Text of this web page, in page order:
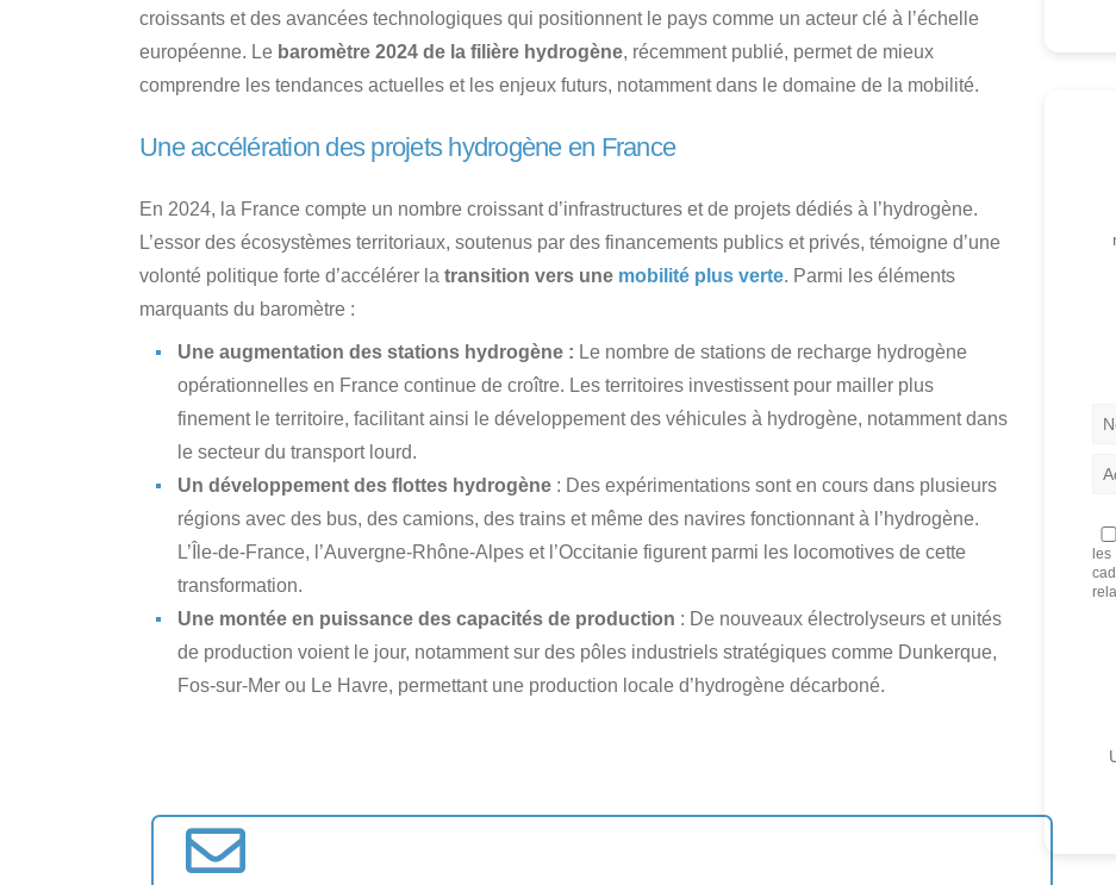
croissants et des avancées technologiques qui positionnent le pays comme un acteur clé à l’échelle
européenne. Le baromètre 2024 de la filière hydrogène, récemment publié, permet de mieux
comprendre les tendances actuelles et les enjeux futurs, notamment dans le domaine de la mobilité.
Une accélération des projets hydrogène en France
En 2024, la France compte un nombre croissant d’infrastructures et de projets dédiés à l’hydrogène.
L’essor des écosystèmes territoriaux, soutenus par des financements publics et privés, témoigne d’une
volonté politique forte d’accélérer la transition vers une mobilité plus verte. Parmi les éléments
marquants du baromètre :
Une augmentation des stations hydrogène : Le nombre de stations de recharge hydrogène
opérationnelles en France continue de croître. Les territoires investissent pour mailler plus
finement le territoire, facilitant ainsi le développement des véhicules à hydrogène, notamment dans
le secteur du transport lourd.
Un développement des flottes hydrogène : Des expérimentations sont en cours dans plusieurs
régions avec des bus, des camions, des trains et même des navires fonctionnant à l’hydrogène.
L’Île-de-France, l’Auvergne-Rhône-Alpes et l’Occitanie figurent parmi les locomotives de cette
transformation.
Une montée en puissance des capacités de production : De nouveaux électrolyseurs et unités
de production voient le jour, notamment sur des pôles industriels stratégiques comme Dunkerque,
Fos-sur-Mer ou Le Havre, permettant une production locale d’hydrogène décarboné.
les